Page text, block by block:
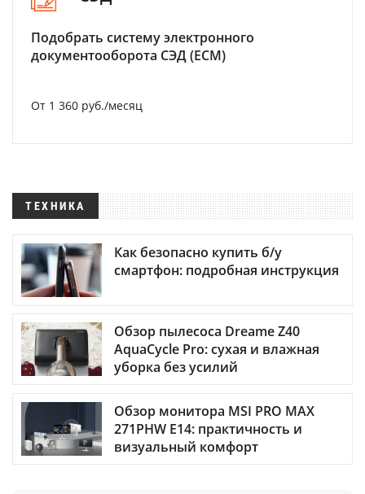
Подобрать систему электронного
документооборота СЭД (ECM)
От 1 360 руб./месяц
ТЕХНИКА
Как безопасно купить б/у
смартфон: подробная инструкция
Обзор пылесоса Dreame Z40
AquaCycle Pro: сухая и влажная
уборка без усилий
Обзор монитора MSI PRO MAX
271PHW E14: практичность и
визуальный комфорт